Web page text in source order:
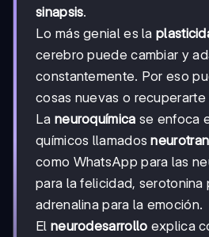
sinapsis.
Lo más genial es la
cerebro puede cambiar y
constantemente. Por eso
cosas nuevas o
La neuroquímica se enfoca
químicos llamados
como WhatsApp para las
para la felicidad, serotonina
adrenalina para la emoción.
El neurodesarrollo explica